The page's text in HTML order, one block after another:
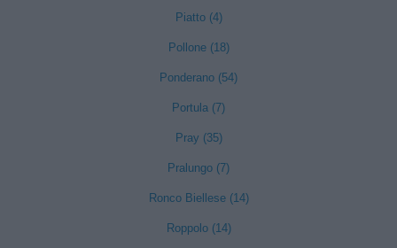
Piatto (4)
Pollone (18)
Ponderano (54)
Portula (7)
Pray (35)
Pralungo (7)
Ronco Biellese (14)
Roppolo (14)